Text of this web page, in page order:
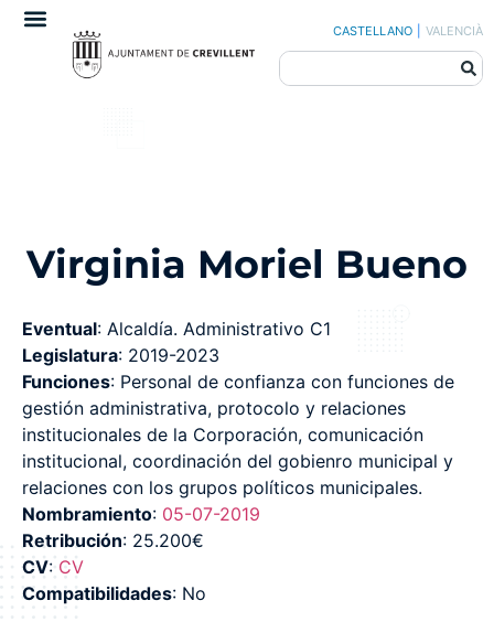
CASTELLANO VALENCIÀ
Virginia Moriel Bueno
Eventual: Alcaldía. Administrativo C1
Legislatura: 2019-2023
Funciones: Personal de confianza con funciones de
gestión administrativa, protocolo y relaciones
institucionales de la Corporación, comunicación
institucional, coordinación del gobienro municipal y
relaciones con los grupos políticos municipales.
Nombramiento: 05-07-2019
Retribución: 25.200€
CV: CV
Compatibilidades: No